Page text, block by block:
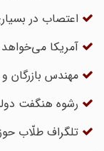
اعتصاب در بسیاری
آمریکا می‌خواهد
مهندس بازرگان و
رشوه هنگفت دولت
تلگراف طلّاب